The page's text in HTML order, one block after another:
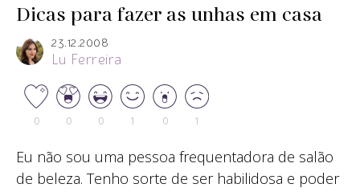
Dicas para fazer as unhas em casa
23.12.2008
Lu Ferreira
0 0 0 1 0 1
Eu não sou uma pessoa frequentadora de salão
de beleza. Tenho sorte de ser habilidosa e poder